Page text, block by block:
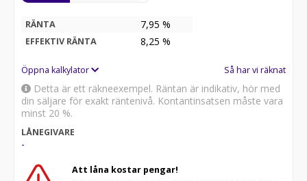
RÄNTA 7,95 %
EFFEKTIV RÄNTA 8,25 %
Öppna kalkylator Så har vi räknat
Detta är ett räkneexempel. Räntan är indikativ, hör med
din säljare för exakt räntenivå. Kontantinsatsen måste vara
minst 20 %.
LÅNEGIVARE
-
Att låna kostar pengar!